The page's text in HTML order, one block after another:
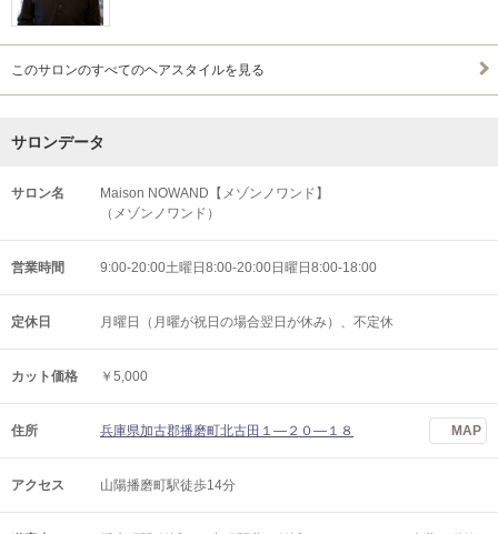
このサロンのすべてのヘアスタイルを見る
サロンデータ
サロン名
Maison NOWAND【メゾンノワンド】
（メゾンノワンド）
営業時間 9:00-20:00土曜日8:00-20:00日曜日8:00-18:00
定休日 月曜日（月曜が祝日の場合翌日が休み）、不定休
カット価格 ￥5,000
住所 兵庫県加古郡播磨町北古田１―２０―１８ MAP
アクセス 山陽播磨町駅徒歩14分